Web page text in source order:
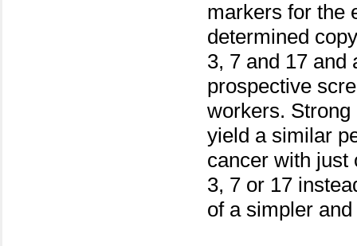
markers for the
determined
3, 7 and 17 and
prospective
workers.
yield a similar
cancer with just
3, 7 or 17
of a simpler